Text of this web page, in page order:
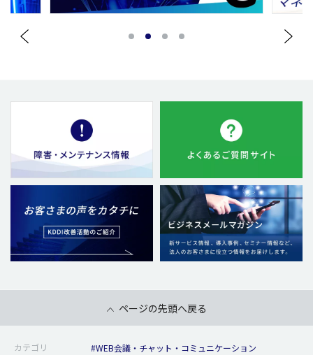
ページの先頭へ戻る
カテゴリ
#WEB会議・チャット・コミュニケーション